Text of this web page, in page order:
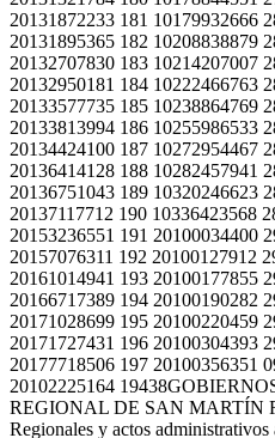
20131872233 181 10179932666
20131895365 182 10208838879
20132707830 183 10214207007
20132950181 184 10222466763
20133577735 185 10238864769
20133813994 186 10255986533
20134424100 187 10272954467
20136414128 188 10282457941
20136751043 189 10320246623
20137117712 190 10336423568
20153236551 191 20100034400
20157076311 192 20100127912
20161014941 193 20100177855
20166717389 194 20100190282
20171028699 195 20100220459
20171727431 196 20100304393
20177718506 197 20100356351
20102225164
REGIONAL DE SAN MARTÍN
Regionales y actos